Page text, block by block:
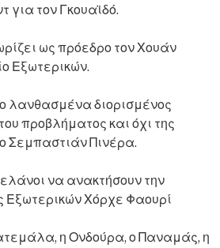
για τον Γκουαϊδό.
ως πρόεδρο τον Χουάν
Εξωτερικών.
λανθασμένα διορισμένος
προβλήματος και όχι της
Σεμπαστιάν Πινέρα.
να ανακτήσουν την
Εξωτερικών Χόρχε Φαουρί
η Ονδούρα, ο Παναμάς, η